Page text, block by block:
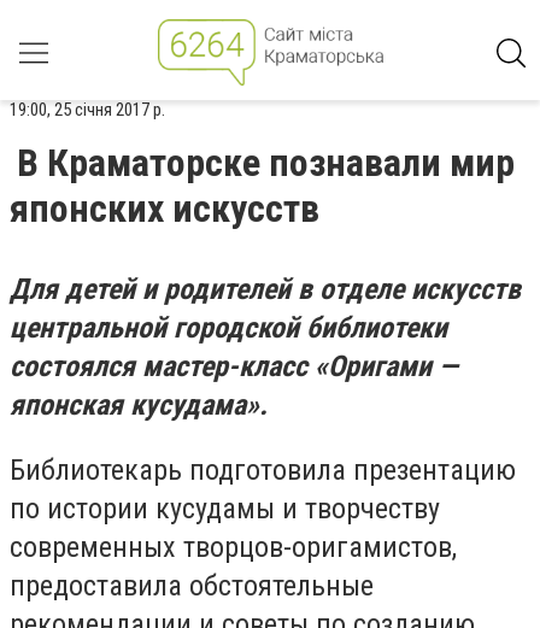
19:00, 25 січня 2017 р.
В Краматорске познавали мир
японских искусств
Для детей и родителей в отделе искусств
центральной городской библиотеки
состоялся мастер-класс «Оригами —
японская кусудама».
Библиотекарь подготовила презентацию
по истории кусудамы и творчеству
современных творцов-оригамистов,
предоставила обстоятельные